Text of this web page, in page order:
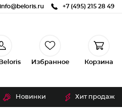
info@beloris.ru +7 (495) 215 28 49
Избранное Корзина
Новинки Хит продаж